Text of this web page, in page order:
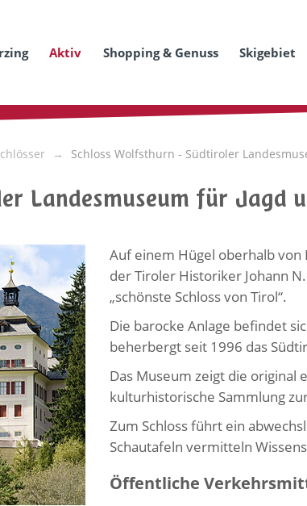
Aktiv Shopping & Genuss Skigebiet
Schloss Wolfsthurn - Südtiroler
Landesmuseum für Jagd
Auf einem Hügel oberhalb
der Tiroler Historiker Johann
„schönste Schloss von Tirol“.
Die barocke Anlage befindet
beherbergt seit 1996 das
Das Museum zeigt die
kulturhistorische Sammlung
Zum Schloss führt ein
Schautafeln vermitteln
Öffentliche